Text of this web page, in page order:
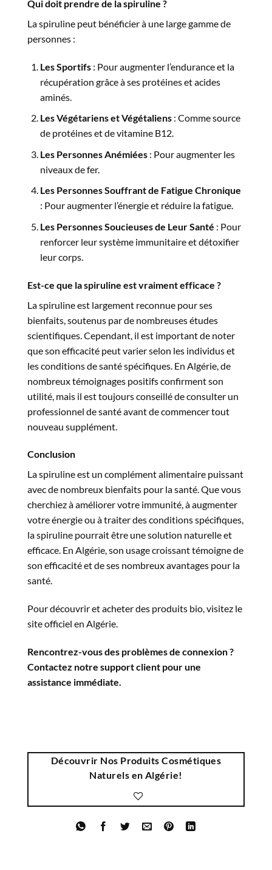
Qui doit prendre de laspiruline ?
La spiruline peut bénéficier à une large gamme de
personnes :
Les Sportifs: Pour augmenter l’endurance et la
récupération grâce à ses protéines et acides
aminés.
Les Végétariens et Végétaliens: Comme source
de protéines et de vitamine B12.
Les Personnes Anémiées: Pour augmenter les
niveaux de fer.
Les Personnes Souffrant de Fatigue Chronique
: Pour augmenter l’énergie et réduire la fatigue.
Les Personnes Soucieuses de Leur Santé : Pour
renforcer leur système immunitaire et détoxifier
leur corps.
Est-ce que laspiruline est vraiment efficace ?
Laspirulineest largement reconnue pour ses
bienfaits, soutenus par de nombreuses études
scientifiques. Cependant, il est important de noter
que son efficacité peut varier selon les individus et
les conditions de santé spécifiques. En Algérie, de
nombreux témoignages positifs confirment son
utilité, mais il est toujours conseillé de consulter un
professionnel de santé avant de commencer tout
nouveau supplément.
Conclusion
Laspirulineest un complément alimentaire puissant
avec de nombreux bienfaits pour la santé. Que vous
cherchiez à améliorer votre immunité, à augmenter
votre énergie ou à traiter des conditions spécifiques,
la spiruline pourrait être une solution naturelle et
efficace. En Algérie, son usage croissant témoigne de
son efficacité et de ses nombreux avantages pour la
santé.
Pour découvrir et acheter des produits bio, visitez le
site officiel en Algérie.
Rencontrez-vous des problèmes de connexion ?
Contactez notre support client pour une
assistance immédiate.
Découvrir Nos Produits Cosmétiques
Naturels en Algérie!